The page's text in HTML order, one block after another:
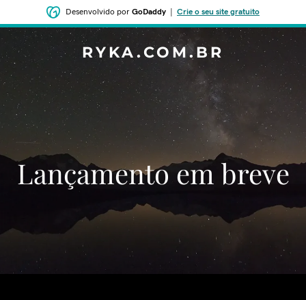
Desenvolvido por GoDaddy Crie o seu site gratuito
RYKA.COM.BR
‌‌Lançamento em breve